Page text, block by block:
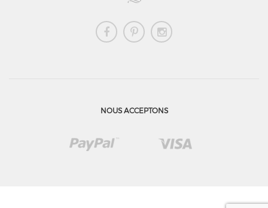
NOUS ACCEPTONS